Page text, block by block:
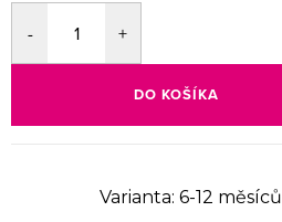
DO KOŠÍKA
Varianta: 6-12 měsíců